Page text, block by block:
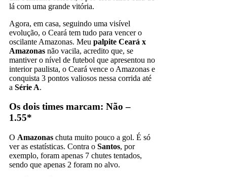
lá com uma grande vitória.
Agora, em casa, seguindo uma visível
evolução, o Ceará tem tudo para vencer o
oscilante Amazonas. Meu palpite Ceará x
Amazonas não vacila, acredito que, se
mantiver o nível de futebol que apresentou no
interior paulista, o Ceará vence o Amazonas e
conquista 3 pontos valiosos nessa corrida até
a Série A.
Os dois times marcam: Não –
1.55*
O Amazonas chuta muito pouco a gol. É só
ver as estatísticas. Contra o Santos, por
exemplo, foram apenas 7 chutes tentados,
sendo que apenas 2 foram no alvo.